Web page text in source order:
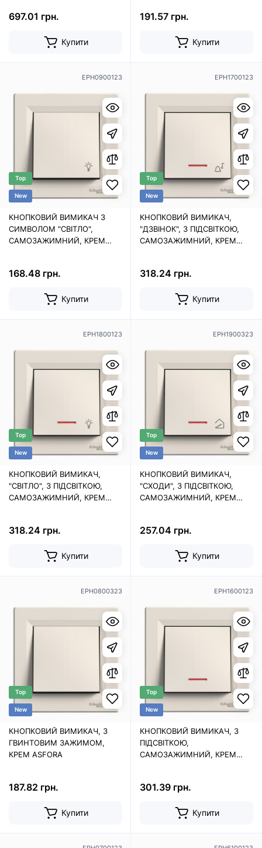
697.01 грн.
Купити
191.57 грн.
Купити
EPH0900123
Top
New
КНОПКОВИЙ ВИМИКАЧ З
СИМВОЛОМ "СВІТЛО",
САМОЗАЖИМНИЙ, КРЕМ
168.48 грн.
Купити
EPH1700123
Top
New
КНОПКОВИЙ ВИМИКАЧ,
"ДЗВІНОК", З ПІДСВІТКОЮ,
САМОЗАЖИМНИЙ, КРЕМ
318.24 грн.
Купити
EPH1800123
Top
New
КНОПКОВИЙ ВИМИКАЧ,
"СВІТЛО", З ПІДСВІТКОЮ,
САМОЗАЖИМНИЙ, КРЕМ
318.24 грн.
Купити
EPH1900323
Top
New
КНОПКОВИЙ ВИМИКАЧ,
"СХОДИ", З ПІДСВІТКОЮ,
САМОЗАЖИМНИЙ, КРЕМ
257.04 грн.
Купити
EPH0800323
Top
New
КНОПКОВИЙ ВИМИКАЧ, З
ГВИНТОВИМ ЗАЖИМОМ,
КРЕМ ASFORA
187.82 грн.
Купити
EPH1600123
Top
New
КНОПКОВИЙ ВИМИКАЧ, З
ПІДСВІТКОЮ,
САМОЗАЖИМНИЙ, КРЕМ
301.39 грн.
Купити